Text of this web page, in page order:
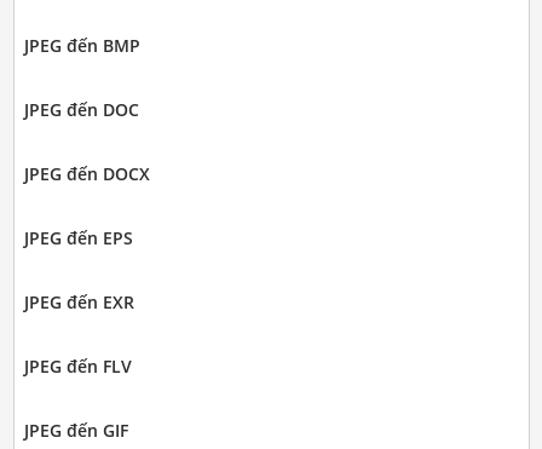
JPEG đến BMP
JPEG đến DOC
JPEG đến DOCX
JPEG đến EPS
JPEG đến EXR
JPEG đến FLV
JPEG đến GIF